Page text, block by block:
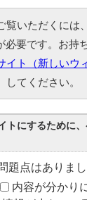
覧いただくには
必要です。お持
イト（新しいウ
してください。
トにするために
題点はありま
内容が分かり